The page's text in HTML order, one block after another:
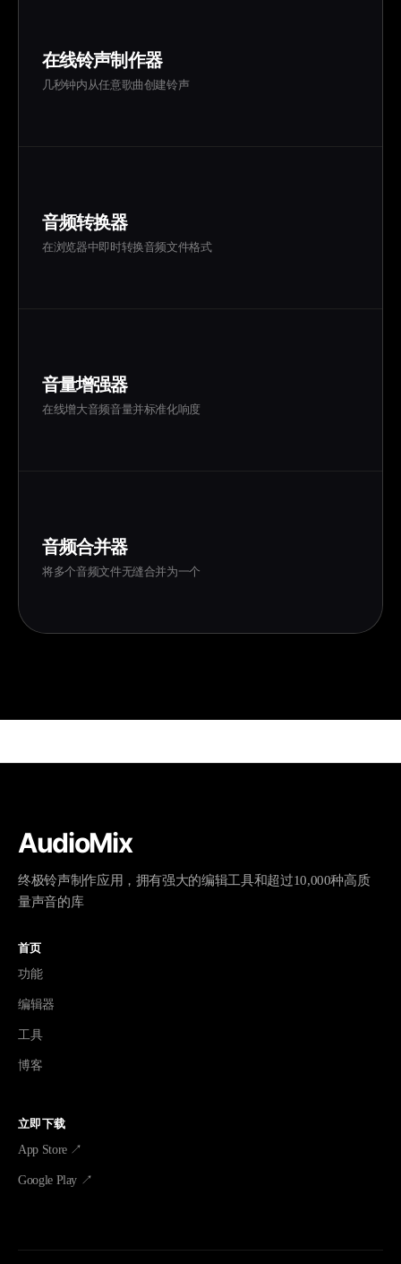
在线铃声制作器
几秒钟内从任意歌曲创建铃声
音频转换器
在浏览器中即时转换音频文件格式
音量增强器
在线增大音频音量并标准化响度
音频合并器
将多个音频文件无缝合并为一个
AudioMix
终极铃声制作应用，拥有强大的编辑工具和超过10,000种高质
量声音的库
首页
功能
编辑器
工具
博客
立即下载
App Store ↗
Google Play ↗